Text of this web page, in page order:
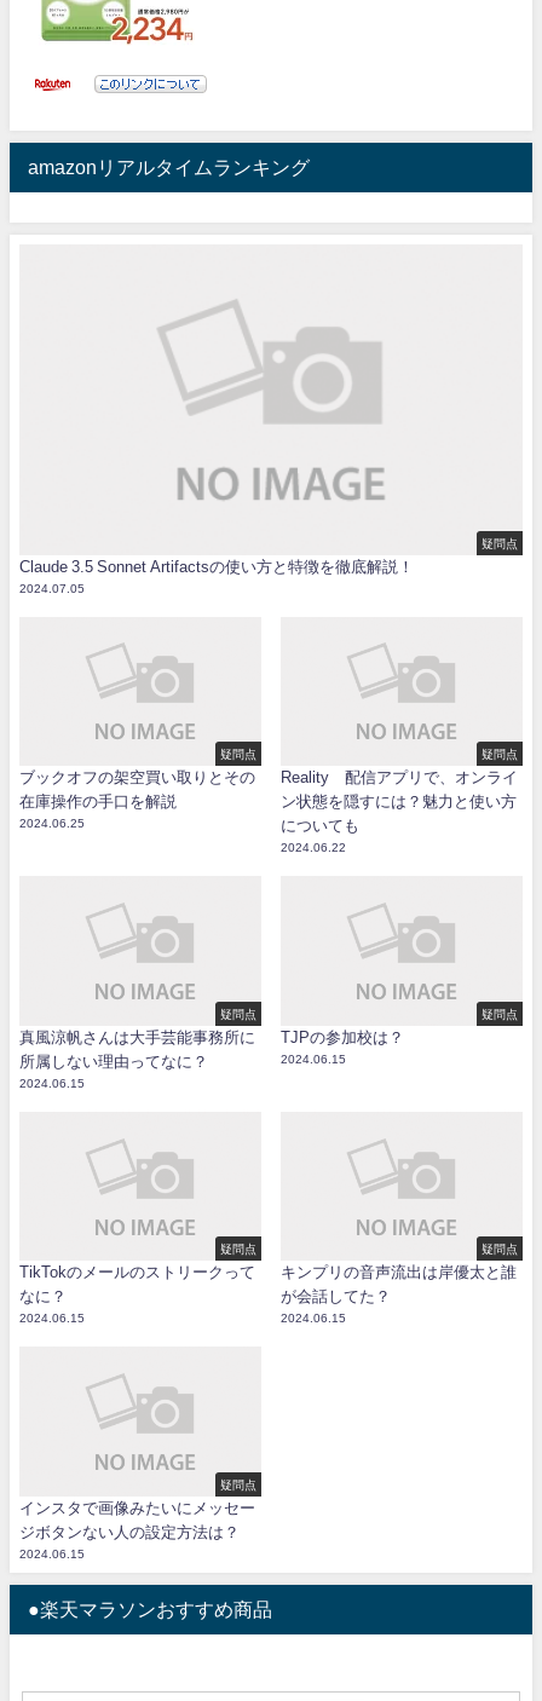
amazonリアルタイムランキング
疑問点
Claude 3.5 Sonnet Artifactsの使い方と特徴を徹底解説！
2024.07.05
疑問点
ブックオフの架空買い取りとその
在庫操作の手口を解説
2024.06.25
疑問点
Reality 配信アプリで、オンライ
ン状態を隠すには？魅力と使い方
についても
2024.06.22
疑問点
真風涼帆さんは大手芸能事務所に
所属しない理由ってなに？
2024.06.15
疑問点
TJPの参加校は？
2024.06.15
疑問点
TikTokのメールのストリークって
なに？
2024.06.15
疑問点
キンプリの音声流出は岸優太と誰
が会話してた？
2024.06.15
疑問点
インスタで画像みたいにメッセー
ジボタンない人の設定方法は？
2024.06.15
●楽天マラソンおすすめ商品